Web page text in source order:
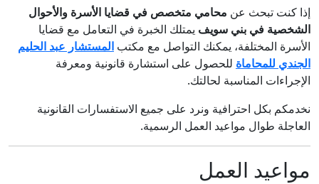
إذا كنت تبحث عن محامي متخصص في قضايا الأسرة والأحوال
الشخصية في بني سويف يمتلك الخبرة في التعامل مع قضايا
الأسرة المختلفة، يمكنك التواصل مع مكتب المستشار عبد الحليم
الجندي للمحاماة للحصول على استشارة قانونية ومعرفة
الإجراءات المناسبة لحالتك.
نخدمكم بكل احترافية ونرد على جميع الاستفسارات القانونية
العاجلة طوال مواعيد العمل الرسمية.
مواعيد العمل